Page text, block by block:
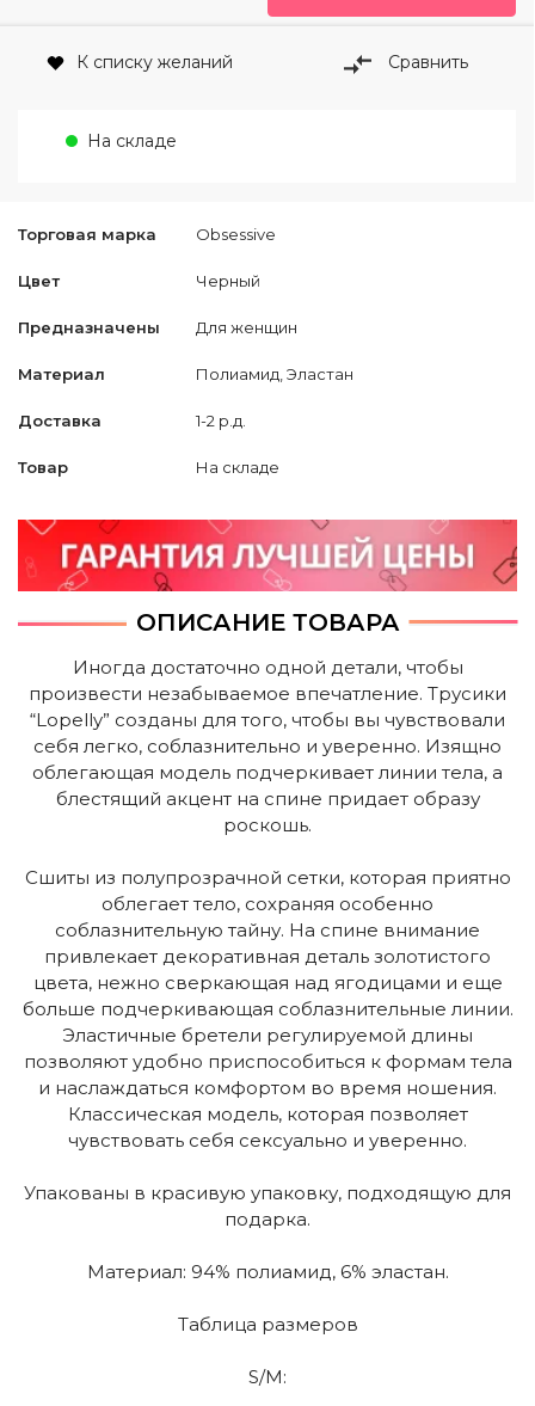
Торговая марка Obsessive
Цвет Черный
Предназначены Для женщин
Материал Полиамид, Эластан
Доставка 1-2 р.д.
Товар На складе
К списку желаний Сравнить
На складе
ОПИСАНИЕ ТОВАРА
Иногда достаточно одной детали, чтобы
произвести незабываемое впечатление. Трусики
“Lopelly” созданы для того, чтобы вы чувствовали
себя легко, соблазнительно и уверенно. Изящно
облегающая модель подчеркивает линии тела, а
блестящий акцент на спине придает образу
роскошь.
Сшиты из полупрозрачной сетки, которая приятно
облегает тело, сохраняя особенно
соблазнительную тайну. На спине внимание
привлекает декоративная деталь золотистого
цвета, нежно сверкающая над ягодицами и еще
больше подчеркивающая соблазнительные линии.
Эластичные бретели регулируемой длины
позволяют удобно приспособиться к формам тела
и наслаждаться комфортом во время ношения.
Классическая модель, которая позволяет
чувствовать себя сексуально и уверенно.
Упакованы в красивую упаковку, подходящую для
подарка.
Материал: 94% полиамид, 6% эластан.
Таблица размеров
S/M: